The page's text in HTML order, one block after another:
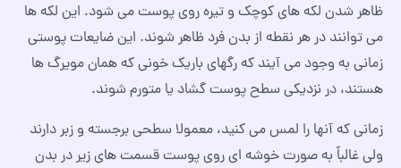
ظاهر شدن لکه های کوچک و تیره روی پوست می شود. این لکه ها
می توانند در هر نقطه از بدن فرد ظاهر شوند. این ضایعات پوستی
زمانی به وجود می آیند که رگهای باریک خونی که همان مویرگ ها
هستند، در نزدیکی سطح پوست گشاد یا متورم شوند.
زمانی که آنها را لمس می کنید، معمولا سطحی برجسته و زبر دارند
ولی غالباً به صورت خوشه ای روی پوست قسمت های زیر در بدن